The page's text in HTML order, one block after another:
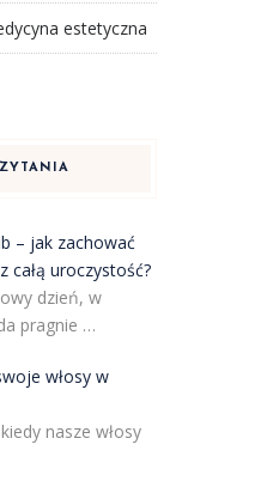
estetyczna
– jak zachować
całą uroczystość?
dzień, w
pragnie …
włosy w
nasze włosy